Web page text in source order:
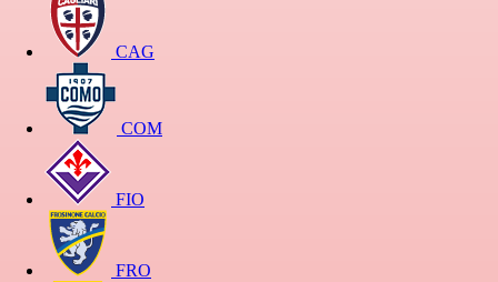
CAG
COM
FIO
FRO